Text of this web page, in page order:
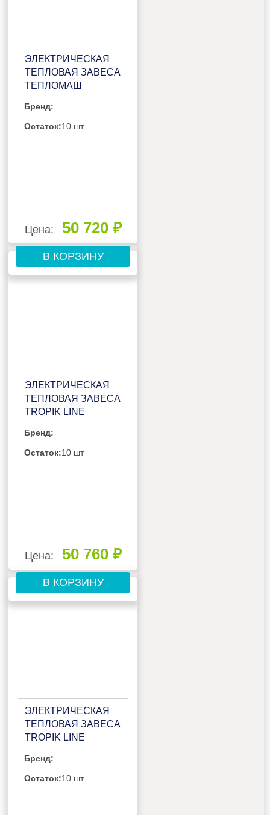
ЭЛЕКТРИЧЕСКАЯ
ТЕПЛОВАЯ ЗАВЕСА
ТЕПЛОМАШ
Бренд:
Остаток:10 шт
Цена: 50 720 ₽
В КОРЗИНУ
ЭЛЕКТРИЧЕСКАЯ
ТЕПЛОВАЯ ЗАВЕСА
TROPIK LINE
Бренд:
Остаток:10 шт
Цена: 50 760 ₽
В КОРЗИНУ
ЭЛЕКТРИЧЕСКАЯ
ТЕПЛОВАЯ ЗАВЕСА
TROPIK LINE
Бренд:
Остаток:10 шт